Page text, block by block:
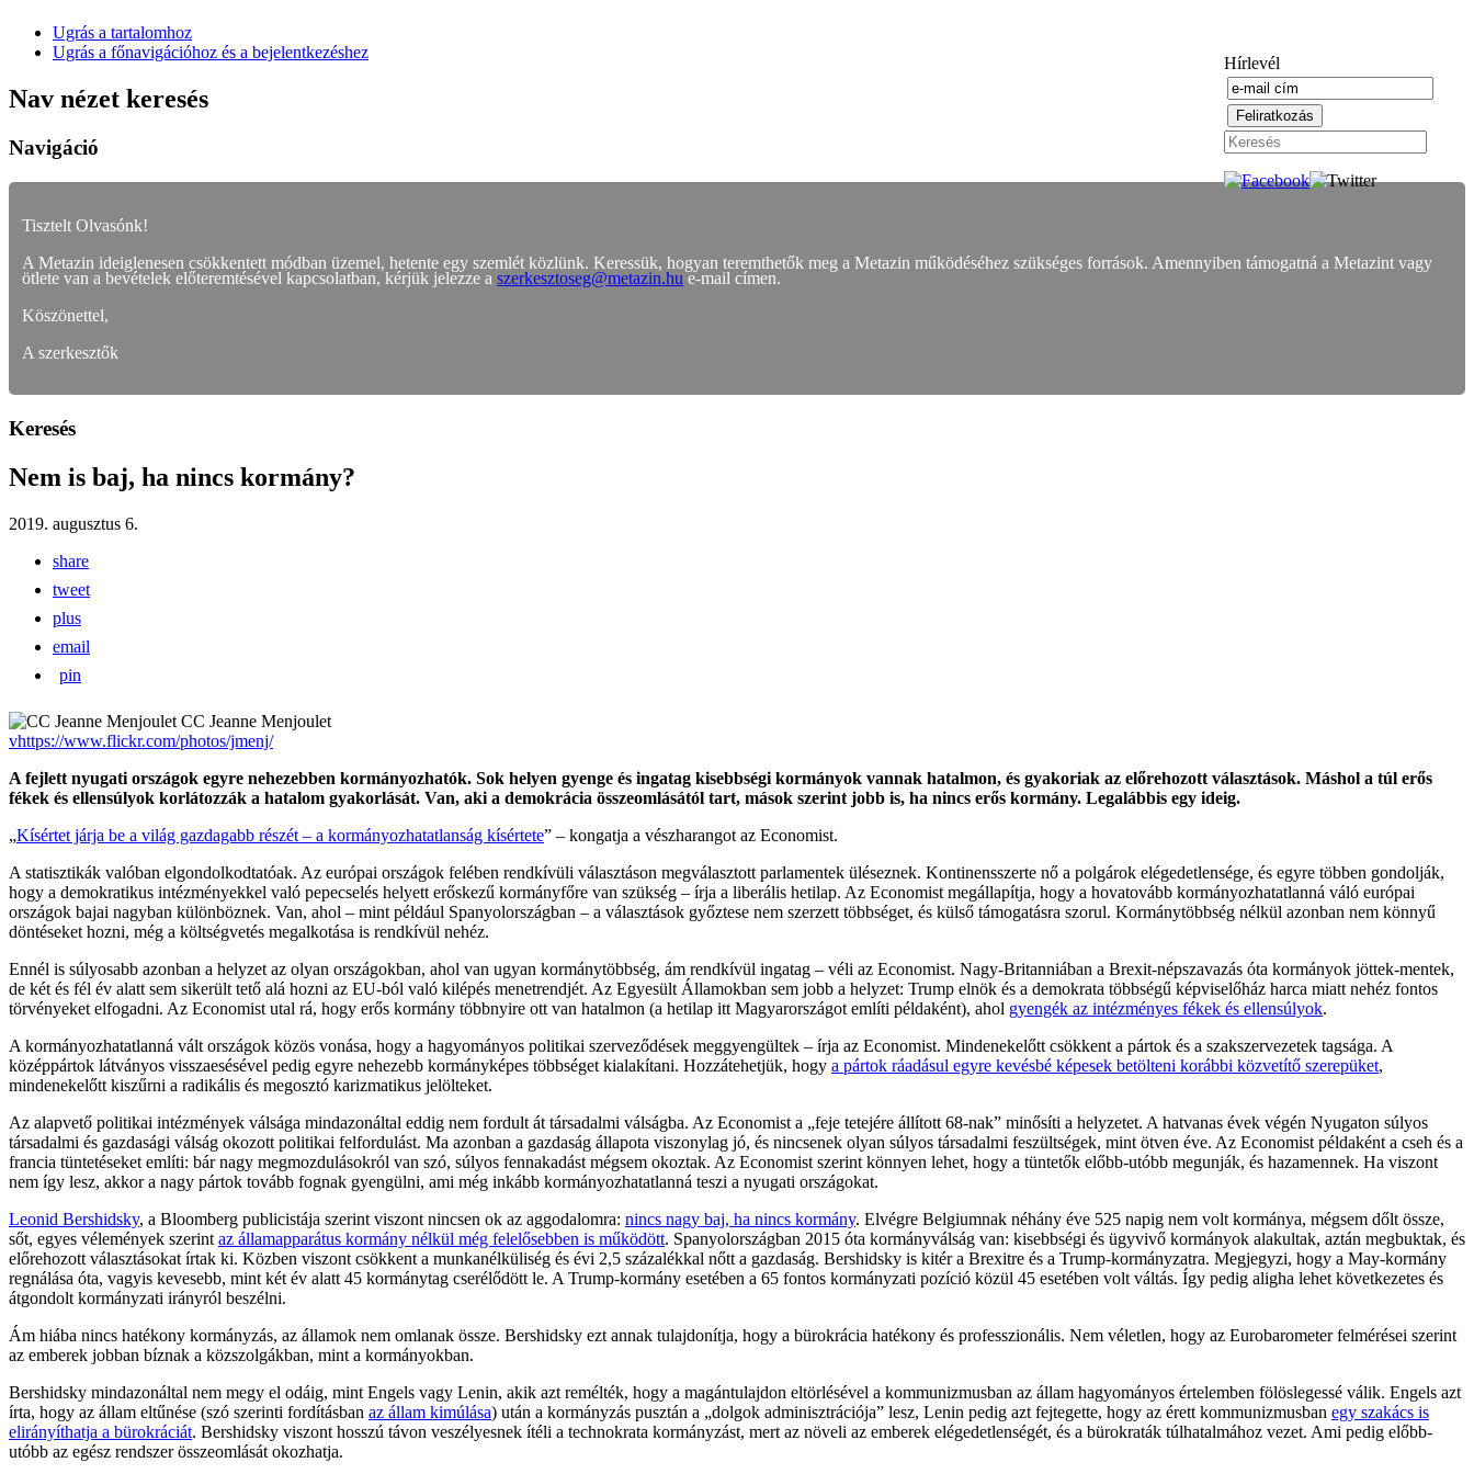
Hírlevél
Ugrás a tartalomhoz
Ugrás a főnavigációhoz és a bejelentkezéshez
Nav nézet keresés
Navigáció
Tisztelt Olvasónk!
A Metazin ideiglenesen csökkentett módban üzemel, hetente egy szemlét közlünk. Keressük, hogyan teremthetők meg a Metazin működéséhez szükséges források. Amennyiben támogatná a Metazint vagy
ötlete van a bevételek előteremtésével kapcsolatban, kérjük jelezze a szerkesztoseg@metazin.hue-mail címen.
Köszönettel,
A szerkesztők
Keresés
Nem is baj, ha nincs kormány?
2019. augusztus 6.
share
tweet
plus
email
pin
CC Jeanne Menjoulet
vhttps://www.flickr.com/photos/jmenj/
A fejlett nyugati országok egyre nehezebben kormányozhatók. Sok helyen gyenge és ingatag kisebbségi kormányok vannak hatalmon, és gyakoriak az előrehozott választások. Máshol a túl erős
fékek és ellensúlyok korlátozzák a hatalom gyakorlását. Van, aki a demokrácia összeomlásától tart, mások szerint jobb is, ha nincs erős kormány. Legalábbis egy ideig.
„Kísértet járja be a világ gazdagabb részét – a kormányozhatatlanság kísértete” – kongatja a vészharangot az Economist.
A statisztikák valóban elgondolkodtatóak. Az európai országok felében rendkívüli választáson megválasztott parlamentek üléseznek. Kontinensszerte nő a polgárok elégedetlensége, és egyre többen gondolják,
hogy a demokratikus intézményekkel való pepecselés helyett erőskezű kormányfőre van szükség – írja a liberális hetilap. Az Economist megállapítja, hogy a hovatovább kormányozhatatlanná váló európai
országok bajai nagyban különböznek. Van, ahol – mint például Spanyolországban – a választások győztese nem szerzett többséget, és külső támogatásra szorul. Kormánytöbbség nélkül azonban nem könnyű
döntéseket hozni, még a költségvetés megalkotása is rendkívül nehéz.
Ennél is súlyosabb azonban a helyzet az olyan országokban, ahol van ugyan kormánytöbbség, ám rendkívül ingatag – véli az Economist. Nagy-Britanniában a Brexit-népszavazás óta kormányok jöttek-mentek,
de két és fél év alatt sem sikerült tető alá hozni az EU-ból való kilépés menetrendjét. Az Egyesült Államokban sem jobb a helyzet: Trump elnök és a demokrata többségű képviselőház harca miatt nehéz fontos
törvényeket elfogadni. Az Economist utal rá, hogy erős kormány többnyire ott van hatalmon (a hetilap itt Magyarországot említi példaként), ahol gyengék az intézményes fékek és ellensúlyok.
A kormányozhatatlanná vált országok közös vonása, hogy a hagyományos politikai szerveződések meggyengültek – írja az Economist. Mindenekelőtt csökkent a pártok és a szakszervezetek tagsága. A
középpártok látványos visszaesésével pedig egyre nehezebb kormányképes többséget kialakítani. Hozzátehetjük, hogy a pártok ráadásul egyre kevésbé képesek betölteni korábbi közvetítő szerepüket,
mindenekelőtt kiszűrni a radikális és megosztó karizmatikus jelölteket.
Az alapvető politikai intézmények válsága mindazonáltal eddig nem fordult át társadalmi válságba. Az Economist a „feje tetejére állított 68-nak” minősíti a helyzetet. A hatvanas évek végén Nyugaton súlyos
társadalmi és gazdasági válság okozott politikai felfordulást. Ma azonban a gazdaság állapota viszonylag jó, és nincsenek olyan súlyos társadalmi feszültségek, mint ötven éve. Az Economist példaként a cseh és a
francia tüntetéseket említi: bár nagy megmozdulásokról van szó, súlyos fennakadást mégsem okoztak. Az Economist szerint könnyen lehet, hogy a tüntetők előbb-utóbb megunják, és hazamennek. Ha viszont
nem így lesz, akkor a nagy pártok tovább fognak gyengülni, ami még inkább kormányozhatatlanná teszi a nyugati országokat.
Leonid Bershidsky, a Bloomberg publicistája szerint viszont nincsen ok az aggodalomra: nincs nagy baj, ha nincs kormány. Elvégre Belgiumnak néhány éve 525 napig nem volt kormánya, mégsem dőlt össze,
sőt, egyes vélemények szerint az államapparátus kormány nélkül még felelősebben is működött. Spanyolországban 2015 óta kormányválság van: kisebbségi és ügyvivő kormányok alakultak, aztán megbuktak, és
előrehozott választásokat írtak ki. Közben viszont csökkent a munkanélküliség és évi 2,5 százalékkal nőtt a gazdaság. Bershidsky is kitér a Brexitre és a Trump-kormányzatra. Megjegyzi, hogy a May-kormány
regnálása óta, vagyis kevesebb, mint két év alatt 45 kormánytag cserélődött le. A Trump-kormány esetében a 65 fontos kormányzati pozíció közül 45 esetében volt váltás. Így pedig aligha lehet következetes és
átgondolt kormányzati irányról beszélni.
Ám hiába nincs hatékony kormányzás, az államok nem omlanak össze. Bershidsky ezt annak tulajdonítja, hogy a bürokrácia hatékony és professzionális. Nem véletlen, hogy az Eurobarometer felmérései szerint
az emberek jobban bíznak a közszolgákban, mint a kormányokban.
Bershidsky mindazonáltal nem megy el odáig, mint Engels vagy Lenin, akik azt remélték, hogy a magántulajdon eltörlésével a kommunizmusban az állam hagyományos értelemben fölöslegessé válik. Engels azt
írta, hogy az állam eltűnése (szó szerinti fordításban az állam kimúlása) után a kormányzás pusztán a „dolgok adminisztrációja” lesz, Lenin pedig azt fejtegette, hogy az érett kommunizmusban egy szakács is
elirányíthatja a bürokráciát. Bershidsky viszont hosszú távon veszélyesnek ítéli a technokrata kormányzást, mert az növeli az emberek elégedetlenségét, és a bürokraták túlhatalmához vezet. Ami pedig előbb-
utóbb az egész rendszer összeomlását okozhatja.